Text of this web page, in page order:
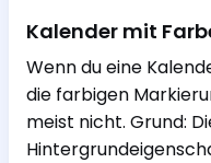
Kalender mit
Wenn du eine
die farbigen
meist nicht. Grund: